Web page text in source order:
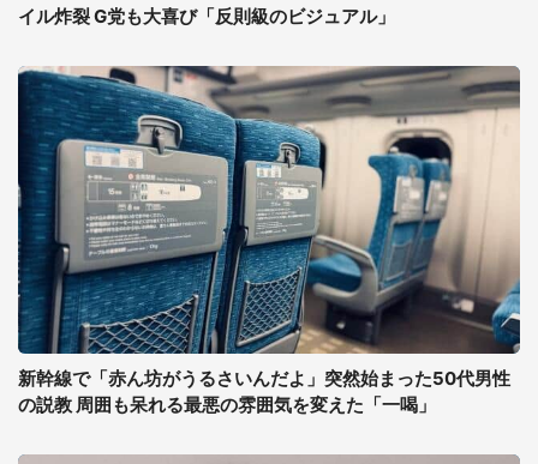
イル炸裂 G党も大喜び「反則級のビジュアル」
新幹線で「赤ん坊がうるさいんだよ」突然始まった50代男性
の説教 周囲も呆れる最悪の雰囲気を変えた「一喝」